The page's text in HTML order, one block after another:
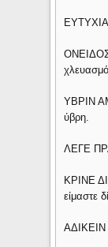
χλευασμό.
ΥΒΡΙΝ
ύβρη.
ΛΕΓΕ
ΚΡΙΝΕ
είμαστε
ΑΔΙΚΕΙΝ